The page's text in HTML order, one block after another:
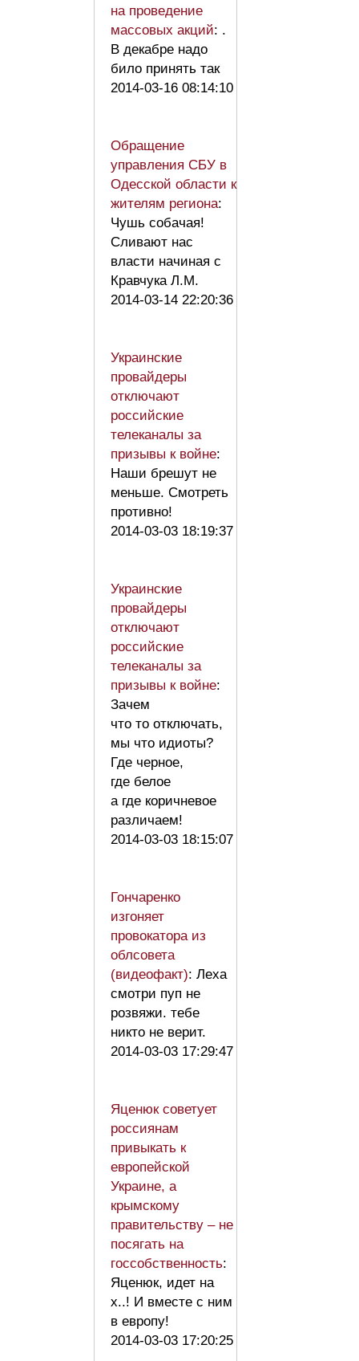
на проведение
массовых акций: .
В декабре надо
било принять так
2014-03-16 08:14:10
Обращение
управления СБУ в
Одесской области к
жителям региона:
Чушь собачая!
Сливают нас
власти начиная с
Кравчука Л.М.
2014-03-14 22:20:36
Украинские
провайдеры
отключают
российские
телеканалы за
призывы к войне:
Наши брешут не
меньше. Смотреть
противно!
2014-03-03 18:19:37
Украинские
провайдеры
отключают
российские
телеканалы за
призывы к войне:
Зачем
что то отключать,
мы что идиоты?
Где черное,
где белое
а где коричневое
различаем!
2014-03-03 18:15:07
Гончаренко
изгоняет
провокатора из
облсовета
(видеофакт): Леха
смотри пуп не
розвяжи. тебе
никто не верит.
2014-03-03 17:29:47
Яценюк советует
россиянам
привыкать к
европейской
Украине, а
крымскому
правительству – не
посягать на
госсобственность:
Яценюк, идет на
х..! И вместе с ним
в европу!
2014-03-03 17:20:25